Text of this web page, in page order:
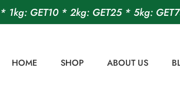
1kg: GET10 * 2kg: GET25 * 5kg:
HOME SHOP ABOUT US